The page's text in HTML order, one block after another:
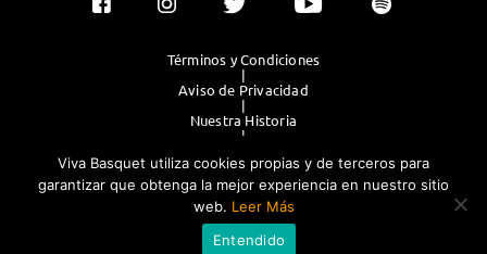
Términos y Condiciones
|
Aviso de Privacidad
|
Nuestra Historia
|
|
Publicidad
®TODOS LOS DERECHOS RESERVADOS 2023. GRUPO OLIMPIA
EDITORES.
Viva Basquet utiliza cookies propias y de terceros para
garantizar que obtenga la mejor experiencia en nuestro sitio
web. Leer Más
Entendido